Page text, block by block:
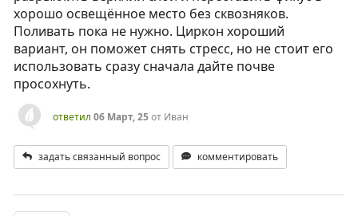
хорошо освещённое место без сквозняков.
Поливать пока не нужно. Циркон хороший
вариант, он поможет снять стресс, но не стоит его
использовать сразу сначала дайте почве
просохнуть.
ответил 06 Март, 25от Иван
задать связанный вопрос комментировать